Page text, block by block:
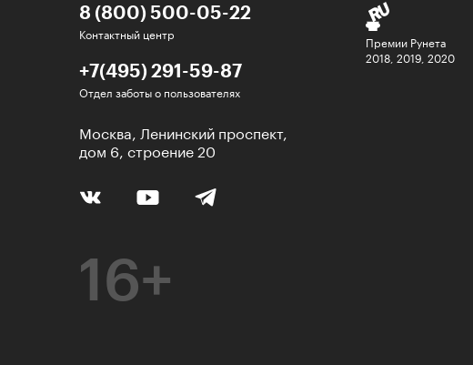
8 (800) 500-05-22
Контактный центр
+7(495) 291-59-87
Отдел заботы о пользователях
Москва, Ленинский проспект,
дом 6, строение 20
16+
Премии Рунета
2018, 2019, 2020